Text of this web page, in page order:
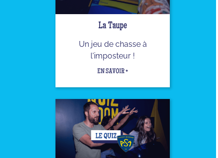
La Taupe
Un jeu de chasse à
l'imposteur !
EN SAVOIR +